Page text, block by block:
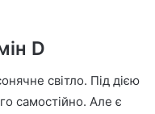
D
світло. Під дією
самостійно. Але є